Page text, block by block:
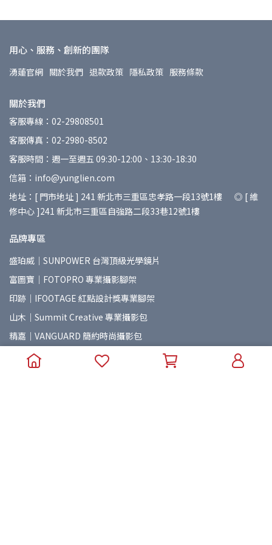
用心、服務、創新的團隊
湧蓮官網 關於我們 退款政策 隱私政策 服務條款
關於我們
客服專線：02-29808501
客服傳真：02-2980-8502
客服時間：週一至週五 09:30-12:00、13:30-18:30
信箱：info@yunglien.com
地址：[ 門市地址 ] 241 新北市三重區忠孝路一段13號1樓 ◎ [ 維
修中心 ]241 新北市三重區自強路二段33巷12號1樓
品牌專區
盛珀威｜SUNPOWER 台灣頂級光學鏡片
富圖寶｜FOTOPRO 專業攝影腳架
印跡｜IFOOTAGE 紅點設計獎專業腳架
山木｜Summit Creative 專業攝影包
精嘉｜VANGUARD 簡約時尚攝影包
紐爾｜NEEWER 專業攝錄配件
七工匠｜7Artisans 專業攝影鏡頭